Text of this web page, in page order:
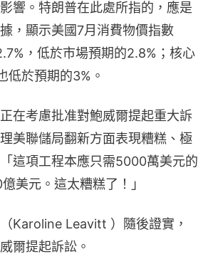
響。特朗普在此處所指的，應是
，顯示美國7月消費物價指數
，低於市場預期的2.8%；核心
低於預期的3%。
在考慮批准對鮑威爾提起重大訴
美聯儲局翻新方面表現糟糕、極
這項工程本應只需5000萬美元的
美元。這太糟糕了！」
Karoline Leavitt ）隨後證實，
爾提起訴訟。